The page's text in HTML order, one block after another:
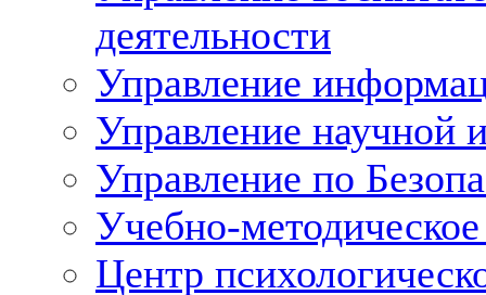
деятельности
Управление
Управление научной
Управление по
Учебно-
Центр